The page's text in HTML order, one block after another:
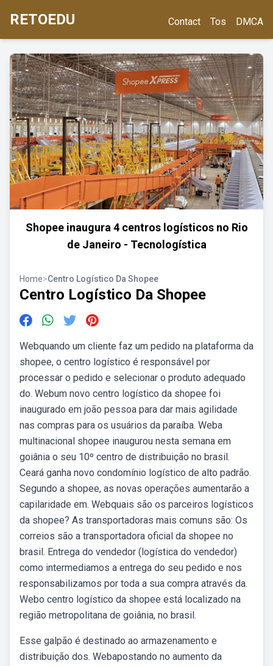
RETOEDU Contact Tos DMCA
Shopee inaugura 4 centros logísticos no Rio
de Janeiro - Tecnologística
Home>Centro Logístico Da Shopee
Centro Logístico Da Shopee
Webquando um cliente faz um pedido na plataforma da
shopee, o centro logístico é responsável por
processar o pedido e selecionar o produto adequado
do. Webum novo centro logístico da shopee foi
inaugurado em joão pessoa para dar mais agilidade
nas compras para os usuários da paraíba. Weba
multinacional shopee inaugurou nesta semana em
goiânia o seu 10º centro de distribuição no brasil.
Ceará ganha novo condomínio logístico de alto padrão.
Segundo a shopee, as novas operações aumentarão a
capilaridade em. Webquais são os parceiros logísticos
da shopee? As transportadoras mais comuns são: Os
correios são a transportadora oficial da shopee no
brasil. Entrega do vendedor (logística do vendedor)
como intermediamos a entrega do seu pedido e nos
responsabilizamos por toda a sua compra através da.
Webo centro logístico da shopee está localizado na
região metropolitana de goiânia, no brasil.
Esse galpão é destinado ao armazenamento e
distribuição dos. Webapostando no aumento da